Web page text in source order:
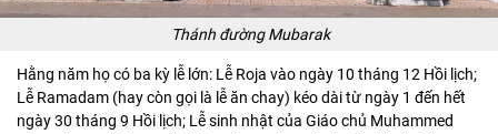
Thánh đường Mubarak
Hằng năm họ có ba kỳ lễ lớn: Lễ Roja vào ngày 10 tháng 12 Hồi lịch;
Lễ Ramadam (hay còn gọi là lễ ăn chay) kéo dài từ ngày 1 đến hết
ngày 30 tháng 9 Hồi lịch; Lễ sinh nhật của Giáo chủ Muhammed